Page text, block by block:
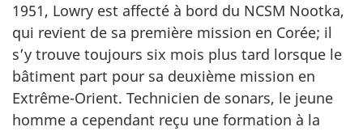
1951, Lowry est affecté à bord du NCSM Nootka,
qui revient de sa première mission en Corée; il
s’y trouve toujours six mois plus tard lorsque le
bâtiment part pour sa deuxième mission en
Extrême-Orient. Technicien de sonars, le jeune
homme a cependant reçu une formation à la